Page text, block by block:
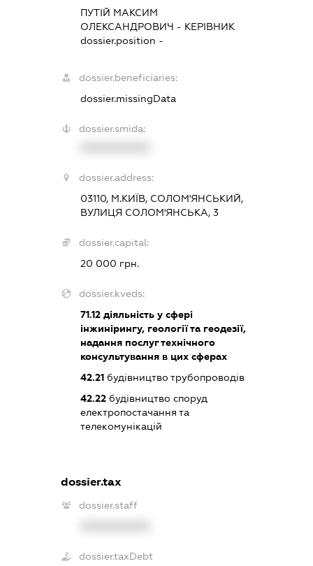
ПУТІЙ МАКСИМ
ОЛЕКСАНДРОВИЧ - КЕРІВНИК
dossier.position -
dossier.beneficiaries:
dossier.missingData
dossier.smida:
dossier.address:
03110, М.КИЇВ, СОЛОМ'ЯНСЬКИЙ,
ВУЛИЦЯ СОЛОМ'ЯНСЬКА, 3
dossier.capital:
20 000 грн.
dossier.kveds:
71.12діяльність у сфері
інжинірингу, геології та геодезії,
надання послуг технічного
консультування в цих сферах
42.21будівництво трубопроводів
42.22будівництво споруд
електропостачання та
телекомунікацій
dossier.tax
dossier.staff
dossier.taxDebt